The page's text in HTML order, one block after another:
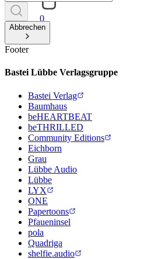
0
Abbrechen
Footer
Bastei Lübbe Verlagsgruppe
Bastei Verlag
Baumhaus
beHEARTBEAT
beTHRILLED
Community Editions
Eichborn
Grau
Lübbe Audio
Lübbe
LYX
ONE
Papertoons
Pfaueninsel
pola
Quadriga
shelfie.audio